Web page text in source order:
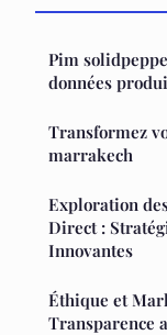
Pim
données
Transformez
marrakech
Exploration
Direct :
Innovantes
Éthique et
Transparence